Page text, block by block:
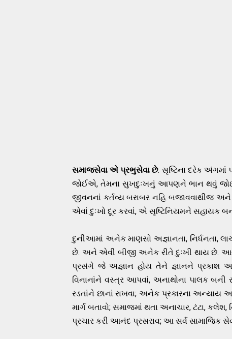
સમાજસેવા એ પ્રભુસેવા છે. સૃષ્ટિના દરેક અંગમાં
જોઈએ, તેમના સુખદુઃખનું આપણને ભાન થવું
જીવનનાં કર્તવ્ય બરાબર નહિ બજાવવાથીજ
એવાં દુઃખો દૂર કરવાં, એ સૃષ્ટિનિયમને સહાયક
દુનીઆમાં અનેક માણસો અજ્ઞાનતા, નિર્ધનતા,
છે. અને એવી બીજી અનેક રીતે દુઃખી થાય છે.
પ્રસંગે જે અજ્ઞાન હોય તેને જ્ઞાનને પ્રકાશ
વિનાનાંને વસ્ત્ર આપવાં, અનાથોના પાલક
રડતાંને છાનાં રાખવા; અનેક પ્રકારના અન્યાય
માર્ગ બતાવો; સમાજમાં થતા અનાચાર, ટંટા,
પ્રચાર કરી આનંદ પ્રસરાવ; આ સર્વ સામાજિક